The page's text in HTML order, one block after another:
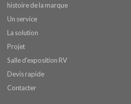
histoire de la marque
Un service
La solution
Projet
Salle d'exposition RV
Devis rapide
Contacter